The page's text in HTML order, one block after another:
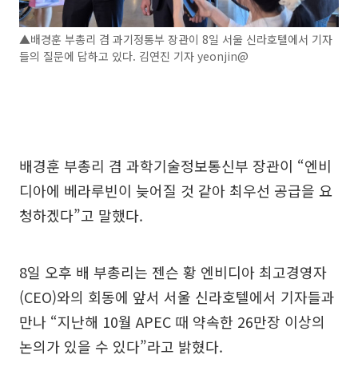
▲배경훈 부총리 겸 과기정통부 장관이 8일 서울 신라호텔에서 기자
들의 질문에 답하고 있다. 김연진 기자 yeonjin@
배경훈 부총리 겸 과학기술정보통신부 장관이 “엔비
디아에 베라루빈이 늦어질 것 같아 최우선 공급을 요
청하겠다”고 말했다.
8일 오후 배 부총리는 젠슨 황 엔비디아 최고경영자
(CEO)와의 회동에 앞서 서울 신라호텔에서 기자들과
만나 “지난해 10월 APEC 때 약속한 26만장 이상의
논의가 있을 수 있다”라고 밝혔다.